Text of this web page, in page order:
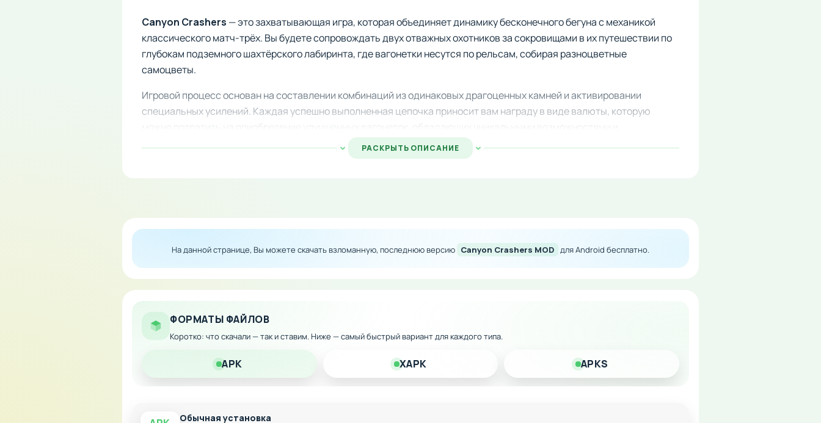
Canyon Crashers — это захватывающая игра, которая объединяет динамику бесконечного бегуна с механикой
классического матч-трёх. Вы будете сопровождать двух отважных охотников за сокровищами в их путешествии по
глубокам подземного шахтёрского лабиринта, где вагонетки несутся по рельсам, собирая разноцветные
самоцветы.
Игровой процесс основан на составлении комбинаций из одинаковых драгоценных камней и активировании
специальных усилений. Каждая успешно выполненная цепочка приносит вам награду в виде валюты, которую
Возможность сразу же обновлять все характеристики техники
Скачайте модифицированную версию Canyon Crashers на Android и наслаждайтесь полной свободой в развитии
вашей игровой империи без финансовых преград!
РАСКРЫТЬ ОПИСАНИЕ
На данной странице, Вы можете скачать взломанную, последнюю версию Canyon Crashers MOD для Android бесплатно.
ФОРМАТЫ ФАЙЛОВ
Коротко: что скачали — так и ставим. Ниже — самый быстрый вариант для каждого типа.
APK XAPK APKS
Обычная установка